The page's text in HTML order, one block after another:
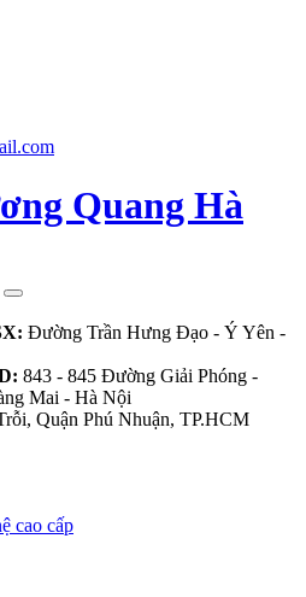
Đường Trần Hưng Đạo - Ý Yên -
843 - 845 Đường Giải Phóng -
Mai - Hà Nội
Quận Phú Nhuận, TP.HCM
cao cấp